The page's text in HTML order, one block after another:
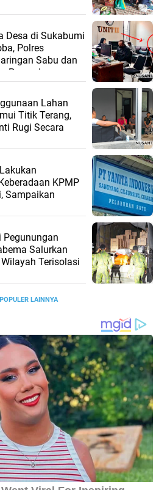
Desa di Sukabumi
Polres
Sabu dan
Pengedar
Lahan
Titik Terang,
Rugi Secara
KPMP
Sampaikan
Salurkan
Terisolasi
LAINNYA